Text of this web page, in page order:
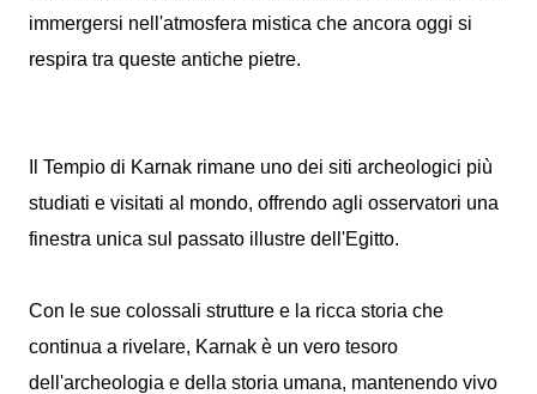
immergersi nell'atmosfera mistica che ancora oggi si
respira tra queste antiche pietre.
Il Tempio di Karnak rimane uno dei siti archeologici più
studiati e visitati al mondo, offrendo agli osservatori una
finestra unica sul passato illustre dell'Egitto.
Con le sue colossali strutture e la ricca storia che
continua a rivelare, Karnak è un vero tesoro
dell'archeologia e della storia umana, mantenendo vivo